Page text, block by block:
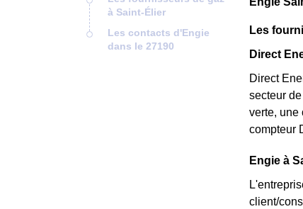
à Saint-Élier
Les contacts d'Engie
dans le 27190
Les
Direct
Direct
secteur
verte, une
compteur
Engie à
client/